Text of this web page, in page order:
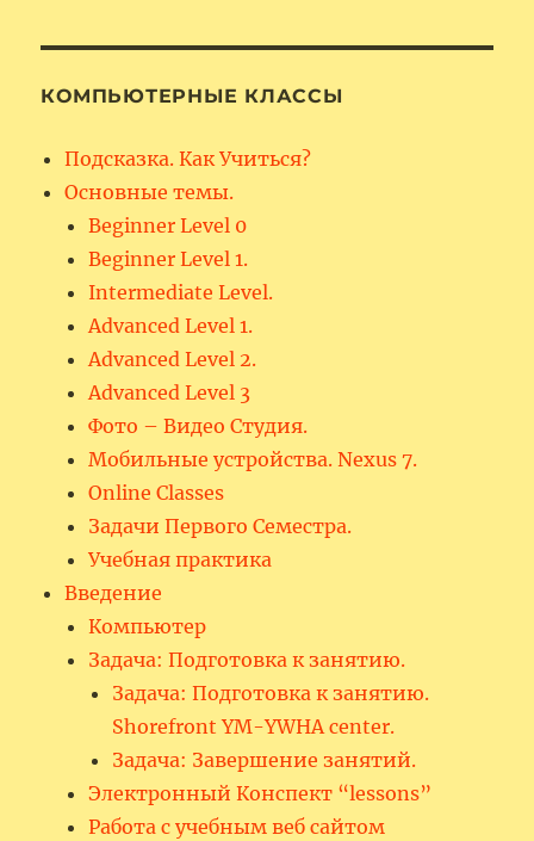
КОМПЬЮТЕРНЫЕ КЛАССЫ
Подсказка. Как Учиться?
Основные темы.
Beginner Level 0
Beginner Level 1.
Intermediate Level.
Advanced Level 1.
Advanced Level 2.
Advanced Level 3
Фото – Видео Студия.
Мобильные устройства. Nexus 7.
Online Classes
Задачи Первого Семестра.
Учебная практика
Введение
Компьютер
Задача: Подготовка к занятию.
Задача: Подготовка к занятию.
Shorefront YM-YWHA center.
Задача: Завершение занятий.
Электронный Конспект “lessons”
Работа с учебным веб сайтом